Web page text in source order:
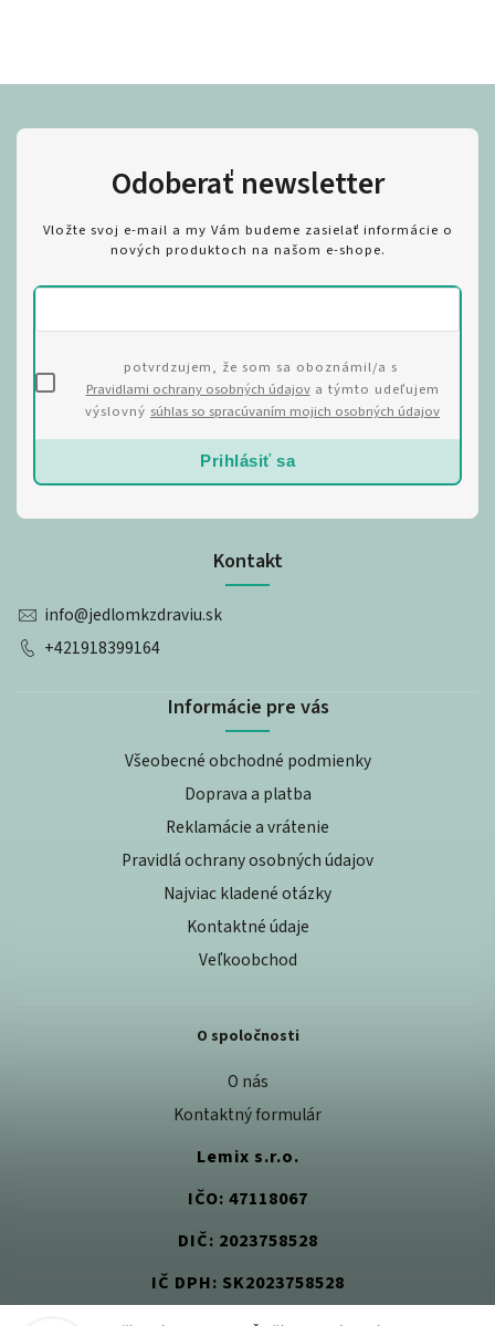
Kontakt
info@jedlomkzdraviu.sk
+421918399164
Informácie pre vás
Všeobecné obchodné podmienky
Doprava a platba
Reklamácie a vrátenie
Pravidlá ochrany osobných údajov
Najviac kladené otázky
Kontaktné údaje
Veľkoobchod
O spoločnosti
O nás
Kontaktný formulár
Lemix s.r.o.
IČO: 47118067
DIČ: 2023758528
IČ DPH: SK2023758528
Odoberať newsletter
Vložte svoj e-mail a my Vám budeme zasielať informácie o
nových produktoch na našom e-shope.
potvrdzujem, že som sa oboznámil/a s
Pravidlami ochrany osobných údajova týmto udeľujem
výslovný súhlas so spracúvaním mojich osobných údajov
Prihlásiť sa